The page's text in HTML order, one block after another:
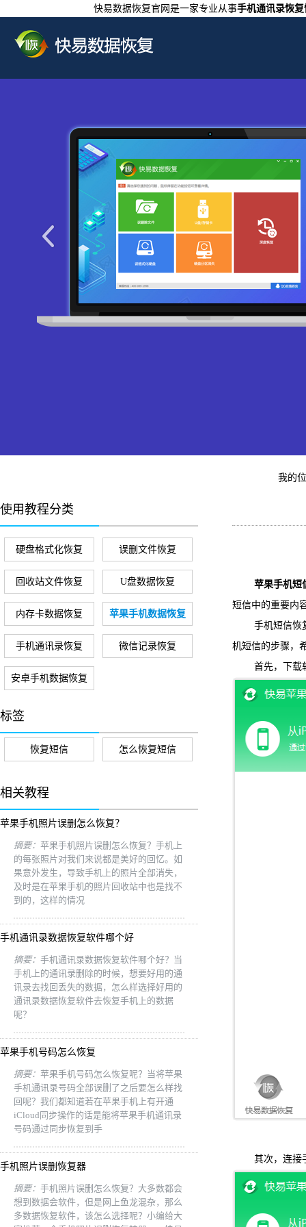
快易数据恢复官网是一家专业从事手机通讯录恢
我的
使用教程分类
硬盘格式化恢复 误删文件恢复
回收站文件恢复 U盘数据恢复
内存卡数据恢复 苹果手机数据恢复
手机通讯录恢复 微信记录恢复
安卓手机数据恢复
标签
恢复短信 怎么恢复短信
相关教程
苹果手机照片误删怎么恢复？
摘要： 苹果手机照片误删怎么恢复？手机上
的每张照片对我们来说都是美好的回忆。如
果意外发生，导致手机上的照片全部消失，
及时是在苹果手机的照片回收站中也是找不
到的，这样的情况
手机通讯录数据恢复软件哪个好
摘要： 手机通讯录数据恢复软件哪个好？当
手机上的通讯录删除的时候，想要好用的通
讯录去找回丢失的数据，怎么样选择好用的
通讯录数据恢复软件去恢复手机上的数据
呢？
苹果手机号码怎么恢复
摘要： 苹果手机号码怎么恢复呢？当将苹果
手机通讯录号码全部误删了之后要怎么样找
回呢？我们都知道若在苹果手机上有开通
iCloud同步操作的话是能将苹果手机通讯录
号码通过同步恢复到手
手机照片误删恢复器
摘要： 手机照片误删怎么恢复？大多数都会
想到数据会软件，但是网上鱼龙混杂，那么
多数据恢复软件，该怎么选择呢？小编给大
苹果手机短信
短信中的重要内
手机短信恢
机短信的步骤，
首先，下载
其次，连